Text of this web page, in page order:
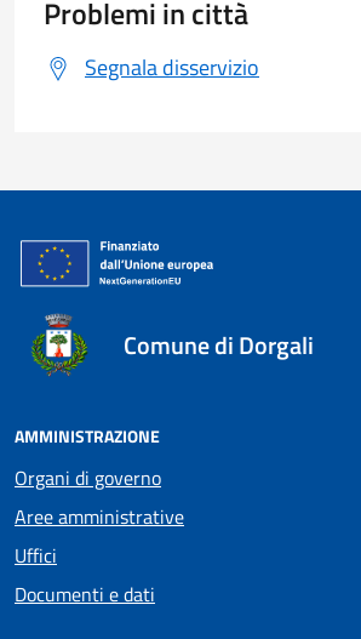
Problemi in città
Segnala disservizio
Comune di Dorgali
AMMINISTRAZIONE
Organi di governo
Aree amministrative
Uffici
Documenti e dati